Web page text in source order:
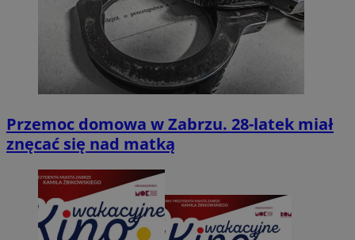
Przemoc domowa w Zabrzu. 28-latek miał
znęcać się nad matką